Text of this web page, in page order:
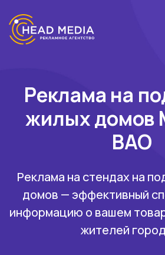
Реклама на
жилых домов
ВАО
Реклама на стендах на
домов — эффективный
информацию о вашем
жителей